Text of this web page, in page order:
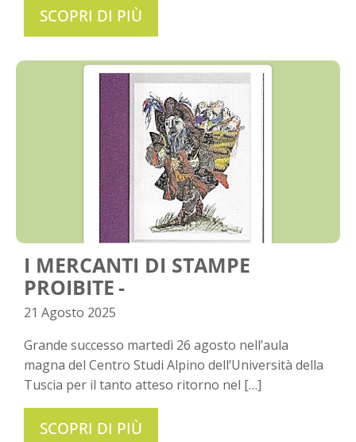
SCOPRI DI PIÙ
I MERCANTI DI STAMPE
PROIBITE
21 Agosto 2025
Grande successo martedì 26 agosto nell’aula
magna del Centro Studi Alpino dell’Università della
Tuscia per il tanto atteso ritorno nel […]
SCOPRI DI PIÙ